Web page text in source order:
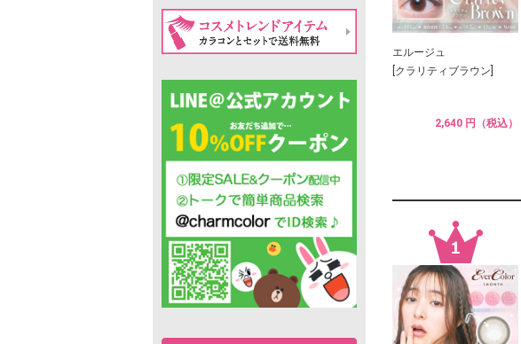
エルージュ
[クラリティブラウン]
2,640 円（税込）